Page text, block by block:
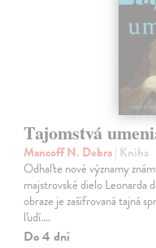
Tajomstvá
Mancoff N. Debra| Kniha
Odhaľte nové významy
majstrovské dielo Leonarda
obraze je zašifrovaná tajná
ľudí.…
Do 4 dní